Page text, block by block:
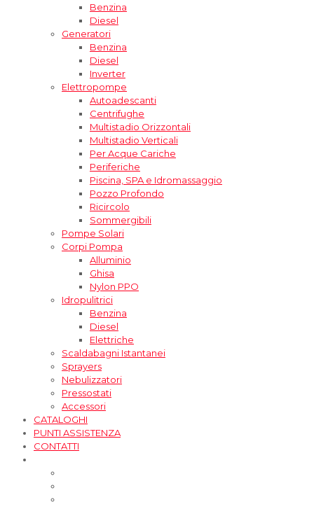
Benzina
Diesel
Generatori
Benzina
Diesel
Inverter
Elettropompe
Autoadescanti
Centrifughe
Multistadio Orizzontali
Multistadio Verticali
Per Acque Cariche
Periferiche
Piscina, SPA e Idromassaggio
Pozzo Profondo
Ricircolo
Sommergibili
Pompe Solari
Corpi Pompa
Alluminio
Ghisa
Nylon PPO
Idropulitrici
Benzina
Diesel
Elettriche
Scaldabagni Istantanei
Sprayers
Nebulizzatori
Pressostati
Accessori
CATALOGHI
PUNTI ASSISTENZA
CONTATTI